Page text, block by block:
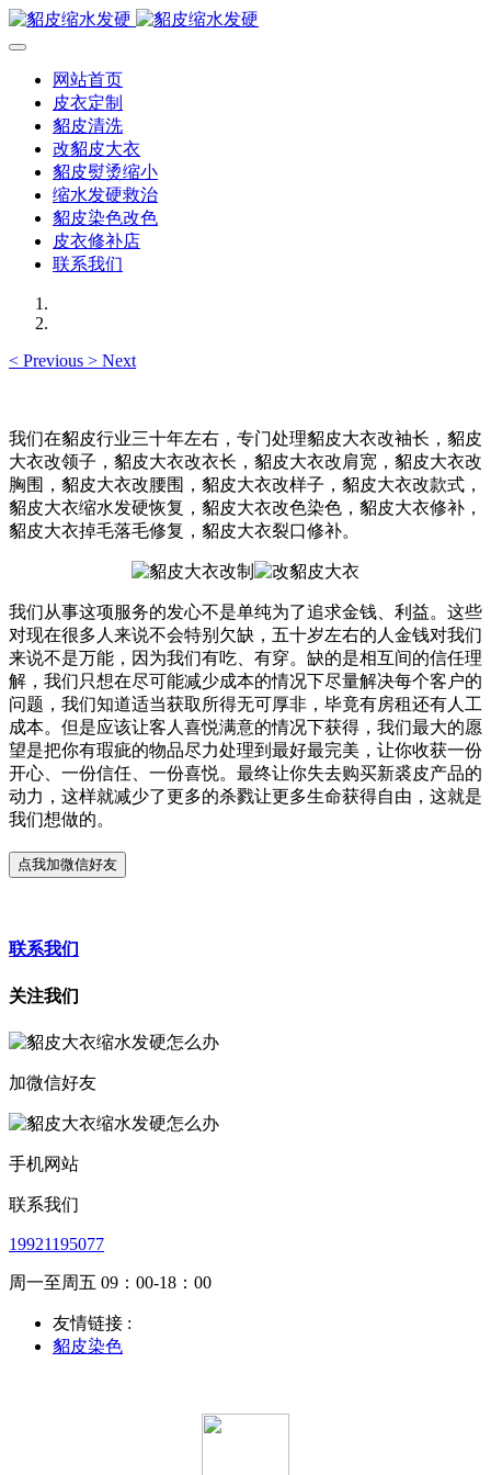
网站首页
皮衣定制
貂皮清洗
改貂皮大衣
貂皮熨烫缩小
缩水发硬救治
貂皮染色改色
皮衣修补店
联系我们
< Previous > Next
我们在貂皮行业三十年左右，专门处理貂皮大衣改袖长，貂皮
大衣改领子，貂皮大衣改衣长，貂皮大衣改肩宽，貂皮大衣改
胸围，貂皮大衣改腰围，貂皮大衣改样子，貂皮大衣改款式，
貂皮大衣缩水发硬恢复，貂皮大衣改色染色，貂皮大衣修补，
貂皮大衣掉毛落毛修复，貂皮大衣裂口修补。
我们从事这项服务的发心不是单纯为了追求金钱、利益。这些
对现在很多人来说不会特别欠缺，五十岁左右的人金钱对我们
来说不是万能，因为我们有吃、有穿。缺的是相互间的信任理
解，我们只想在尽可能减少成本的情况下尽量解决每个客户的
问题，我们知道适当获取所得无可厚非，毕竟有房租还有人工
成本。但是应该让客人喜悦满意的情况下获得，我们最大的愿
望是把你有瑕疵的物品尽力处理到最好最完美，让你收获一份
开心、一份信任、一份喜悦。最终让你失去购买新裘皮产品的
动力，这样就减少了更多的杀戮让更多生命获得自由，这就是
我们想做的。
联系我们
关注我们
加微信好友
手机网站
联系我们
19921195077
周一至周五 09：00-18：00
友情链接 :
貂皮染色